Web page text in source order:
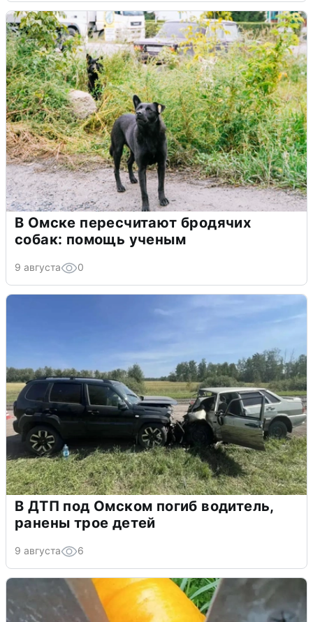
В Омске пересчитают бродячих
собак: помощь ученым
9 августа 0
В ДТП под Омском погиб водитель,
ранены трое детей
9 августа 6